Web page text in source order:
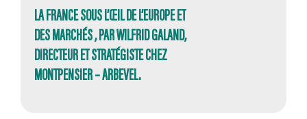
LA FRANCE SOUS L’ŒIL DE L’EUROPE ET
DES MARCHÉS , PAR WILFRID GALAND,
DIRECTEUR ET STRATÉGISTE CHEZ
MONTPENSIER – ARBEVEL.